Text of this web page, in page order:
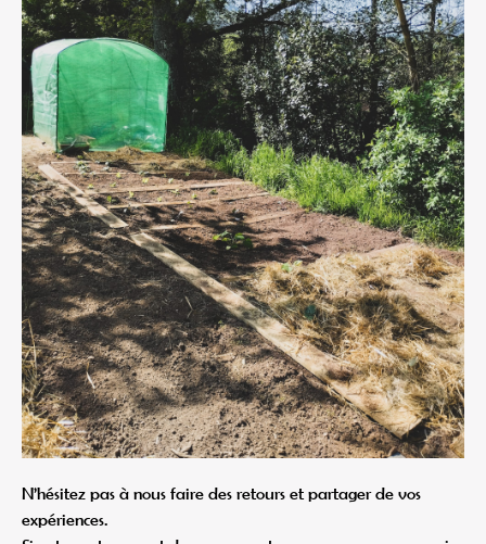
N’hésitez pas à nous faire des retours et partager de vos
expériences.